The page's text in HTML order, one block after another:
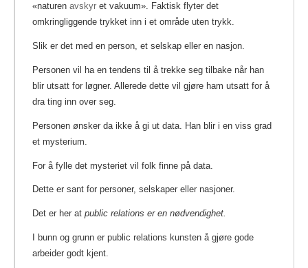
«naturen avskyr et vakuum». Faktisk flyter det
omkringliggende trykket inn i et område uten trykk.
Slik er det med en person, et selskap eller en nasjon.
Personen vil ha en tendens til å trekke seg tilbake når han
blir utsatt for løgner. Allerede dette vil gjøre ham utsatt for å
dra ting inn over seg.
Personen ønsker da ikke å gi ut data. Han blir i en viss grad
et mysterium.
For å fylle det mysteriet vil folk finne på data.
Dette er sant for personer, selskaper eller nasjoner.
Det er her at public relations er en nødvendighet.
I bunn og grunn er public relations kunsten å gjøre gode
arbeider godt kjent.